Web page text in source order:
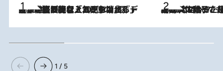
2026.8.5
【なぜ吉沢亮は「気配を消せる」のか？】興行収入208億の『国宝』を経て挑むミュージカル『ディア・エヴァン・ハンセン』。トップ俳優が舞台上でさらけ出した“孤独”とは 2026.8.5
【阿川佐和子さんの年とる力】なぜ70代で始めた趣味は“こんなに楽しい”のか？ ピアノ、俳句…スランプに陥っても続けられる“ある秘訣”とは
1 / 5